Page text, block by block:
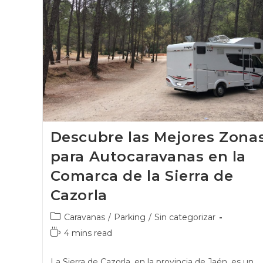
Descubre las Mejores
para Autocaravanas en la
Comarca de la Sierra de
Cazorla
Caravanas / Parking / Sin categorizar
4 mins read